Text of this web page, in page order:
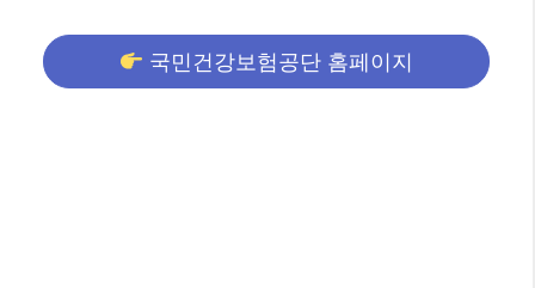
국민건강보험공단 홈페이지